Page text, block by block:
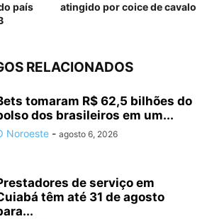
país
atingido por coice de cavalo
RELACIONADOS
tomaram R$ 62,5 bilhões do
dos brasileiros em um...
Noroeste - agosto 6, 2026
de serviço em
têm até 31 de agosto